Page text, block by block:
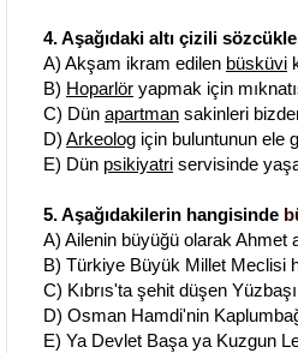
4. Aşağıdaki altı çizili
A) Akşam ikram edilen büsküvi
B) Hoparlör yapmak için
C) Dün apartman sakinleri
D) Arkeolog için buluntunun ele
E) Dün psikiyatri servisinde
5. Aşağıdakilerin hangisinde
A) Ailenin büyüğü olarak
B) Türkiye Büyük Millet Meclisi
C) Kıbrıs'ta şehit düşen
D) Osman Hamdi'nin
E) Ya Devlet Başa ya Kuzgun